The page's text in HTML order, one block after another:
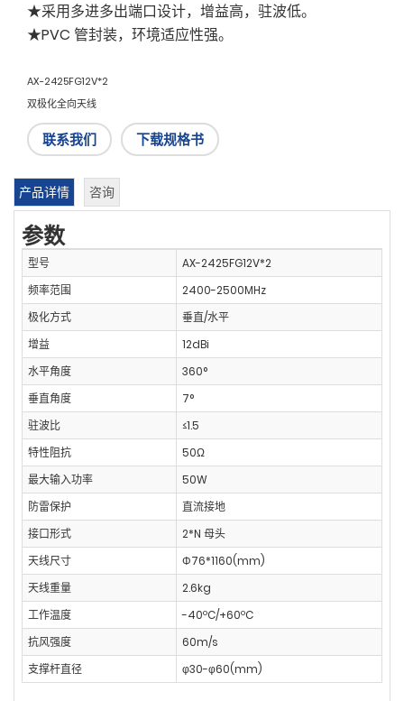
★采用多进多出端口设计，增益高，驻波低。
★PVC 管封装，环境适应性强。
AX-2425FG12V*2
双极化全向天线
联系我们 下载规格书
产品详情 咨询
参数
型号
AX-2425FG12V*2
频率范围
2400-2500MHz
极化方式
垂直/水平
增益
12dBi
水平角度
360°
垂直角度
7°
驻波比
≤1.5
特性阻抗
50Ω
最大输入功率
50W
防雷保护
直流接地
接口形式
2*N 母头
天线尺寸
Φ76*1160(mm)
天线重量
2.6kg
工作温度
-40ºC/+60ºC
抗风强度
60m/s
支撑杆直径
φ30-φ60(mm)